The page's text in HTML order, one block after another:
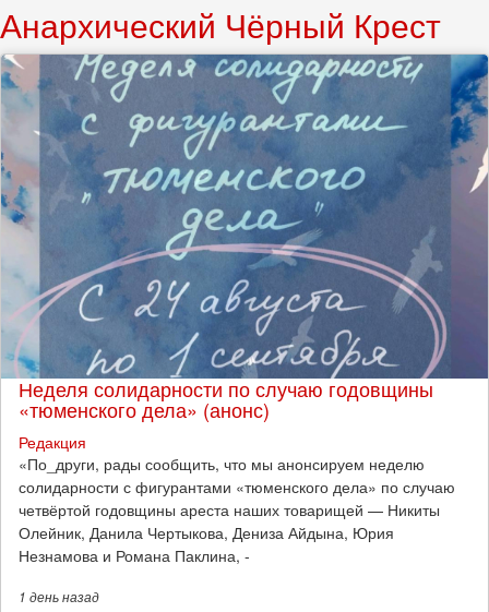
Анархический Чёрный Крест
Неделя солидарности по случаю годовщины
«тюменского дела» (анонс)
Редакция
​«По_други, рады сообщить, что мы анонсируем неделю
солидарности с фигурантами «тюменского дела» по случаю
четвёртой годовщины ареста наших товарищей — Никиты
Олейник, Данила Чертыкова, Дениза Айдына, Юрия
Незнамова и Романа Паклина, -
1 деньназад